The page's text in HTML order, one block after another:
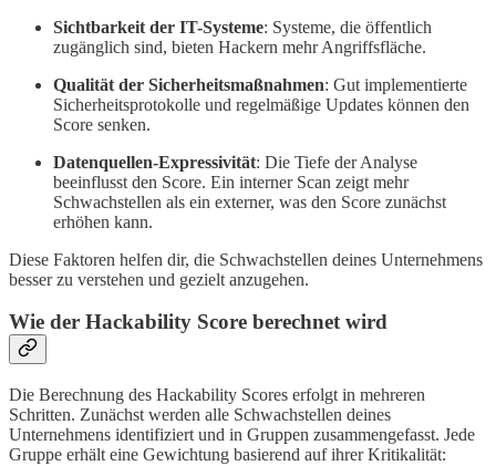
Sichtbarkeit der IT-Systeme: Systeme, die öffentlich
zugänglich sind, bieten Hackern mehr Angriffsfläche.
Qualität der Sicherheitsmaßnahmen: Gut implementierte
Sicherheitsprotokolle und regelmäßige Updates können den
Score senken.
Datenquellen-Expressivität: Die Tiefe der Analyse
beeinflusst den Score. Ein interner Scan zeigt mehr
Schwachstellen als ein externer, was den Score zunächst
erhöhen kann.
Diese Faktoren helfen dir, die Schwachstellen deines Unternehmens
besser zu verstehen und gezielt anzugehen.
Wie der Hackability Score berechnet wird
Die Berechnung des Hackability Scores erfolgt in mehreren
Schritten. Zunächst werden alle Schwachstellen deines
Unternehmens identifiziert und in Gruppen zusammengefasst. Jede
Gruppe erhält eine Gewichtung basierend auf ihrer Kritikalität: